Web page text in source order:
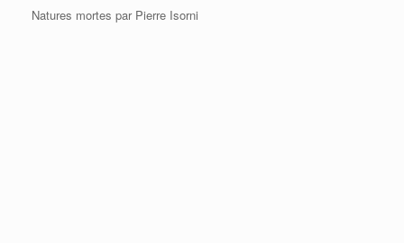
Natures mortes par Pierre Isorni